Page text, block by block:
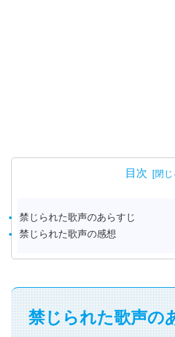
目次
禁じられた歌声のあらすじ
禁じられた歌声の感想
禁じられた歌声の